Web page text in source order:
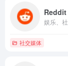
Reddit
娱乐、
社交媒体